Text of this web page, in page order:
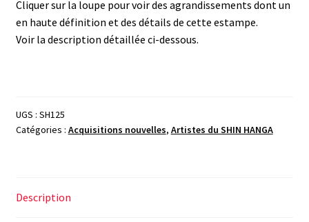
Cliquer sur la loupe pour voir des agrandissements dont un
en haute définition et des détails de cette estampe.
Voir la description détaillée ci-dessous.
UGS : SH125
Catégories : Acquisitions nouvelles, Artistes du SHIN HANGA
Description